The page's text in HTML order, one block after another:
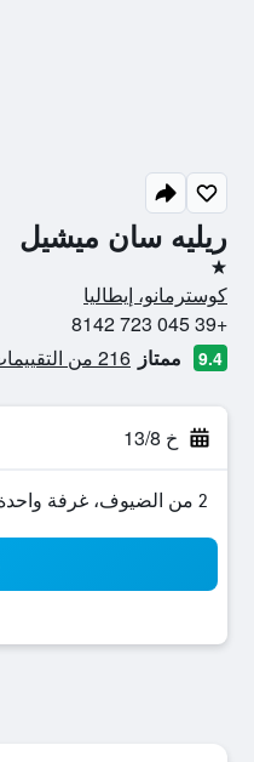
ريليه سان ميشيل
نجمة واحدة
كوسترمانو، إيطاليا
+39 045 723 8142
9.4 ممتاز 216 من التقييمات تم التحقق منها
خ 13/8
2 من الضيوف، غرفة واحدة